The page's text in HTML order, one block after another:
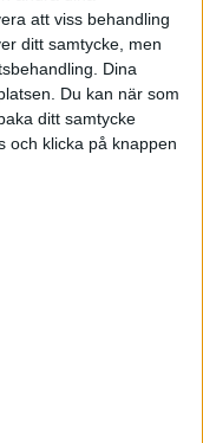
att viss behandling
ditt samtycke, men
Dina
Du kan när som
ditt samtycke
och klicka på knappen